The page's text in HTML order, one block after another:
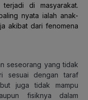
di masyarakat.
nyata ialah anak-
akibat dari fenomena
seseorang yang tidak
sesuai dengan taraf
juga tidak mampu
fisiknya dalam